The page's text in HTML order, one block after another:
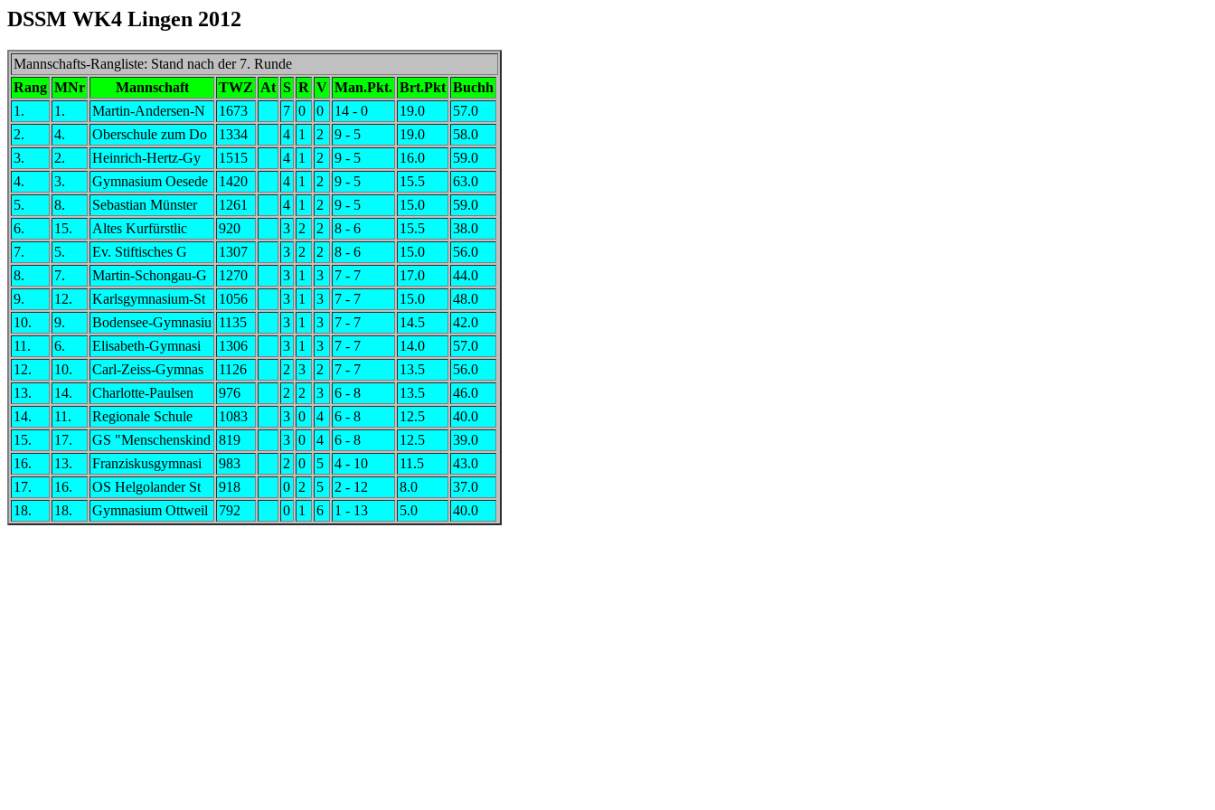
DSSM WK4 Lingen 2012
Mannschafts-Rangliste: Stand nach der 7. Runde
Rang MNr Mannschaft TWZ At S R V Man.Pkt. Brt.Pkt Buchh
1.
1. Martin-Andersen-N 1673 7 0 0 14 - 0 19.0
57.0
2.
4. Oberschule zum Do 1334 4 1 2 9 - 5 19.0
58.0
3.
2. Heinrich-Hertz-Gy 1515 4 1 2 9 - 5 16.0
59.0
4.
3. Gymnasium Oesede 1420 4 1 2 9 - 5 15.5
63.0
5.
8. Sebastian Münster 1261 4 1 2 9 - 5 15.0
59.0
6.
15. Altes Kurfürstlic 920 3 2 2 8 - 6 15.5
38.0
7.
5. Ev. Stiftisches G 1307 3 2 2 8 - 6 15.0
56.0
8.
7. Martin-Schongau-G 1270 3 1 3 7 - 7 17.0
44.0
9.
12. Karlsgymnasium-St 1056 3 1 3 7 - 7 15.0
48.0
10.
9. Bodensee-Gymnasiu 1135 3 1 3 7 - 7 14.5
42.0
11.
6. Elisabeth-Gymnasi 1306 3 1 3 7 - 7 14.0
57.0
12.
10. Carl-Zeiss-Gymnas 1126 2 3 2 7 - 7 13.5
56.0
13.
14. Charlotte-Paulsen 976 2 2 3 6 - 8 13.5
46.0
14.
11. Regionale Schule 1083 3 0 4 6 - 8 12.5
40.0
15.
17. GS "Menschenskind 819 3 0 4 6 - 8 12.5
39.0
16.
13. Franziskusgymnasi 983 2 0 5 4 - 10 11.5
43.0
17.
16. OS Helgolander St 918 0 2 5 2 - 12 8.0
37.0
18.
18. Gymnasium Ottweil 792 0 1 6 1 - 13 5.0 40.0